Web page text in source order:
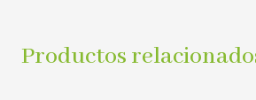
Productos